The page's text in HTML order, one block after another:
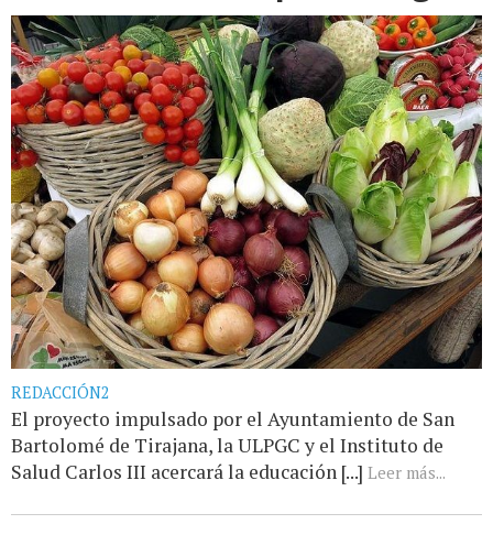
REDACCIÓN2
El proyecto impulsado por el Ayuntamiento de San
Bartolomé de Tirajana, la ULPGC y el Instituto de
Salud Carlos III acercará la educación [...] Leer más...